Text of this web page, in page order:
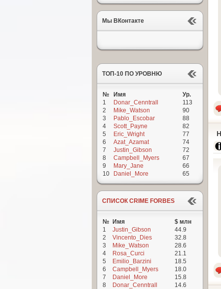
Мы ВКонтакте
ТОП-10 ПО УРОВНЮ
№ Имя
Ур.
1
Donar_Cenntrall
113
2
Mike_Watson
90
3
Pablo_Escobar
88
4
Scott_Payne
82
5
Eric_Wright
77
6
Azat_Azamat
74
7
Justin_Gibson
72
8
Campbell_Myers
67
9
Mary_Jane
66
10
Daniel_More 65
СПИСОК CRIME FORBES
№ Имя
$ млн
1
Justin_Gibson
44.9
2
Vincento_Dies
32.8
3
Mike_Watson
28.6
4
Rosa_Curci
21.1
5
Emilio_Barzini
18.5
6
Campbell_Myers
18.0
7
Daniel_More
15.8
8
Donar_Cenntrall
14.6